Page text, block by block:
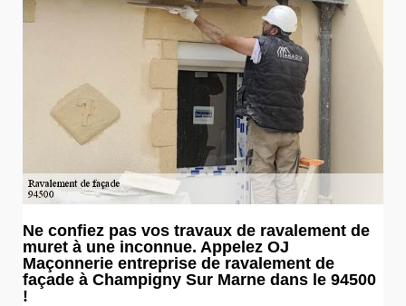
Ne confiez pas vos travaux de ravalement de
muret à une inconnue. Appelez OJ
Maçonnerie entreprise de ravalement de
façade à Champigny Sur Marne dans le 94500
!